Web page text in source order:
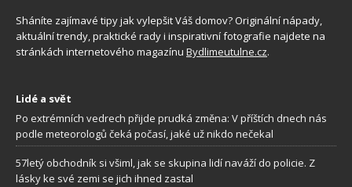
Sháníte zajímavé tipy jak vylepšit Váš domov? Originální nápady,
aktuální trendy, praktické rady i inspirativní fotografie najdete na
stránkách internetového magazínu Bydlimeutulne.cz.
Lidé a svět
Po extrémních vedrech přijde prudká změna: V příštích dnech nás
podle meteorologů čeká počasí, jaké už nikdo nečekal
57letý obchodník si všiml, jak se skupina lidí naváží do policie. Z
lásky ke své zemi se jich ihned zastal